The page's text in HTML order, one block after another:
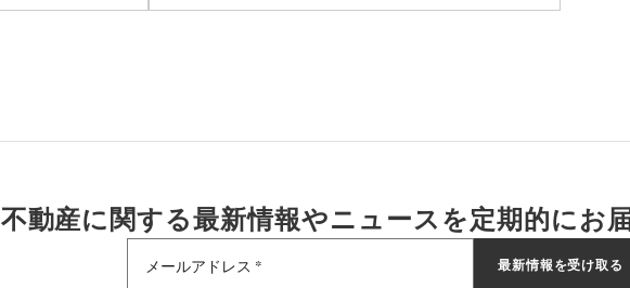
不動産に関する最新情報やニュースを定期的にお